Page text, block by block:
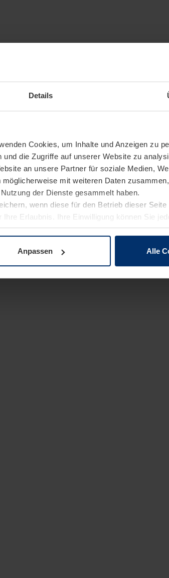
Details
Cookies, um Inhalte und Anzeigen zu
die Zugriffe auf unserer Website zu
an unsere Partner für soziale Medien,
mit weiteren Daten
der Dienste gesammelt haben.
wenn diese für den Betrieb dieser Seite
Erlaubnis. Ihre Einwilligung können Sie
Website ändern oder widerrufen.
Anpassen Alle